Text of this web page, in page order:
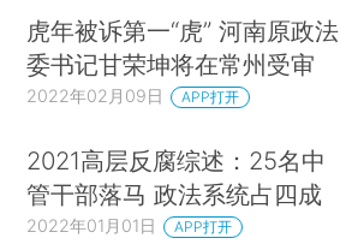
虎年被诉第一“虎” 河南原政法
委书记甘荣坤将在常州受审
2022年02月09日 APP打开
2021高层反腐综述：25名中
管干部落马 政法系统占四成
2022年01月01日 APP打开